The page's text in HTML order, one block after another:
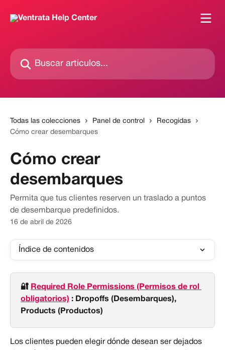
Buscar artículos...
Todas las colecciones Panel de control
Recogidas
Cómo crear desembarques
Cómo crear
desembarques
Permita que tus clientes reserven un traslado a puntos
de desembarque predefinidos.
16 de abril de 2026
Índice de contenidos
🔐 Required Role Permissions (Permisos de rol
obligatorios) : Dropoffs (Desembarques),
Products (Productos)
Los clientes pueden elegir dónde desean ser dejados